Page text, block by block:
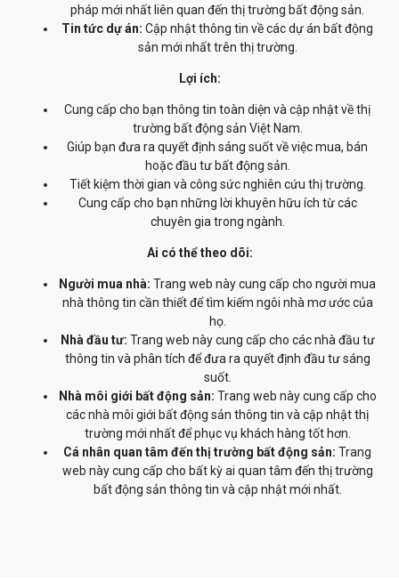
pháp mới nhất liên quan đến thị trường bất động sản.
Tin tức dự án: Cập nhật thông tin về các dự án bất động
sản mới nhất trên thị trường.
Lợi ích:
Cung cấp cho bạn thông tin toàn diện và cập nhật về thị
trường bất động sản Việt Nam.
Giúp bạn đưa ra quyết định sáng suốt về việc mua, bán
hoặc đầu tư bất động sản.
Tiết kiệm thời gian và công sức nghiên cứu thị trường.
Cung cấp cho bạn những lời khuyên hữu ích từ các
chuyên gia trong ngành.
Ai có thể theo dõi:
Người mua nhà: Trang web này cung cấp cho người mua
nhà thông tin cần thiết để tìm kiếm ngôi nhà mơ ước của
họ.
Nhà đầu tư: Trang web này cung cấp cho các nhà đầu tư
thông tin và phân tích để đưa ra quyết định đầu tư sáng
suốt.
Nhà môi giới bất động sản: Trang web này cung cấp cho
các nhà môi giới bất động sản thông tin và cập nhật thị
trường mới nhất để phục vụ khách hàng tốt hơn.
Cá nhân quan tâm đến thị trường bất động sản: Trang
web này cung cấp cho bất kỳ ai quan tâm đến thị trường
bất động sản thông tin và cập nhật mới nhất.